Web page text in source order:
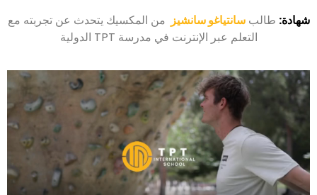
شهادة: طالبسانتياغو سانشيز من المكسيك يتحدث عن تجربته مع
التعلم عبر الإنترنت في مدرسة TPT الدولية